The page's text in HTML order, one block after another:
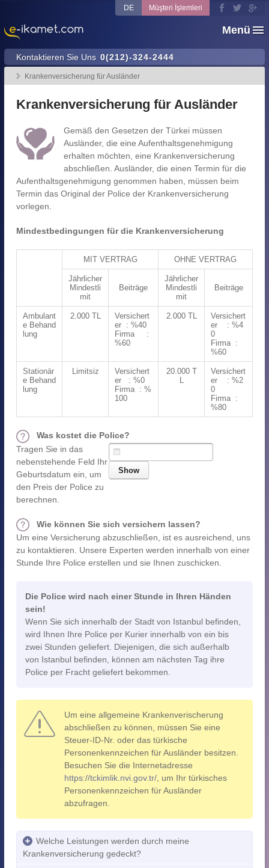
Menü
Kontaktieren Sie Uns 0(212)-324-2444
DE Müşteri İşlemleri
Krankenversicherung für Ausländer
Krankenversicherung für Ausländer
Gemäß den Gesetzen der Türkei müssen
Ausländer, die eine Aufenthaltsgenehmigung
erhalten möchten, eine Krankenversicherung
abschließen. Ausländer, die einen Termin für die
Aufenthaltsgenehmigung genommen haben, müssen beim
Termin das Original der Police der Krankenversicherung
vorlegen.
Mindestbedingungen für die Krankenversicherung
MIT VERTRAG OHNE VERTRAG
Jährlicher
Mindestli
mit
Beiträge
Jährlicher
Mindestli
mit
Beiträge
Ambulant
e Behand
lung
2.000 TL
Versichert
er : %40
Firma :
%60
2.000 TL
Versichert
er : %4
0
Firma :
%60
Stationär
e Behand
lung
Limitsiz
Versichert
er : %0
Firma : %
100
20.000 T
L
Versichert
er : %2
0
Firma :
%80
Was kostet die Police?
Tragen Sie in das
nebenstehende Feld Ihr
Geburtsdatum ein, um
den Preis der Police zu
berechnen.
Wie können Sie sich versichern lassen?
Um eine Versicherung abzuschließen, ist es ausreichend, uns
zu kontaktieren. Unsere Experten werden innerhalb von einer
Stunde Ihre Police erstellen und sie Ihnen zuschicken.
Die Police wird nach einer Stunde in Ihren Händen
sein!
Wenn Sie sich innerhalb der Stadt von Istanbul befinden,
wird Ihnen Ihre Police per Kurier innerhalb von ein bis
zwei Stunden geliefert. Diejenigen, die sich außerhalb
von Istanbul befinden, können am nächsten Tag ihre
Police per Fracht geliefert bekommen.
Um eine allgemeine Krankenverischerung
abschließen zu können, müssen Sie eine
Steuer-ID-Nr. oder das türkische
Personenkennzeichen für Ausländer besitzen.
Besuchen Sie die Internetadresse
https://tckimlik.nvi.gov.tr/ , um Ihr türkisches
Personenkennzeichen für Ausländer
abzufragen.
Welche Leistungen werden durch meine
Krankenversicherung gedeckt?